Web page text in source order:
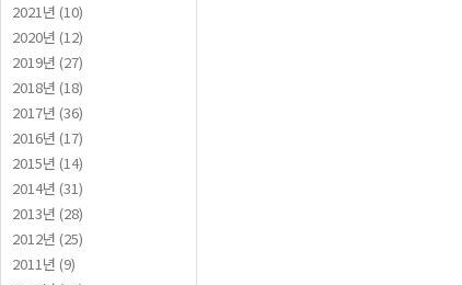
2021년 (10)
2020년 (12)
2019년 (27)
2018년 (18)
2017년 (36)
2016년 (17)
2015년 (14)
2014년 (31)
2013년 (28)
2012년 (25)
2011년 (9)